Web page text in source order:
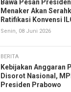
Bawa Pesan
Menaker Akan
Ratifikasi Konvensi
Senin, 08 Juni 2026
BERITA
Kebijakan Anggaran
Disorot Nasional,
Presiden Prabowo